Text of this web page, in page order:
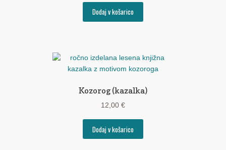
Dodaj v košarico
Kozorog (kazalka)
12,00 €
Dodaj v košarico